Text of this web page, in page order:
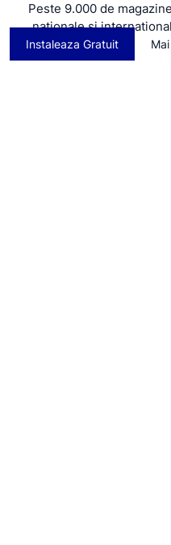
Peste 9.000 de
nationale si
Instaleaza Gratuit